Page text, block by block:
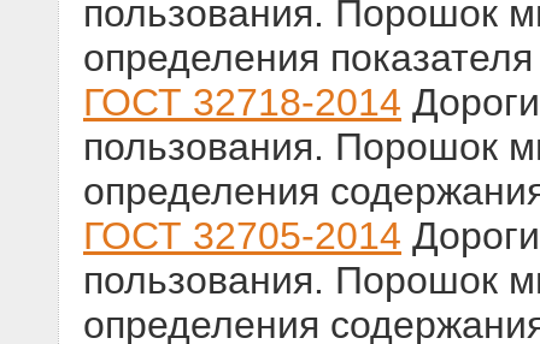
пользования. Порошок
определения
ГОСТ 32718-2014
пользования. Порошок
определения
ГОСТ 32705-2014
пользования. Порошок
определения